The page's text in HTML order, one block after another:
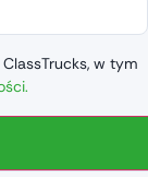
w tym